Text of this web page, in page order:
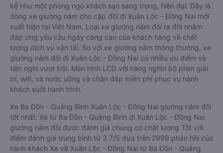
kế như một phòng ngủ khách sạn sang trọng, hiện đại. Đây là
dòng xe giường nằm cho cặp đôi đi Xuân Lộc - Đồng Nai mới
xuất hiện tại Việt Nam. Loại xe giường nằm đôi ra đời nhằm
đáp ứng yêu cầu ngày càng cao của khách hàng về chất
lượng dịch vụ vận tải. So với xe giường nằm thông thường, xe
giường nằm đôi đi Xuân Lộc - Đồng Nai có nhiều ưu điểm và
tiện nghi vượt trội. Màn hình LCD với hàng nghìn bộ phim giải
trí, wifi, và nước uống và chăn đắp miễn phí phục vụ hành
khách suốt hành trình.
Xe Ba Đồn - Quảng Bình Xuân Lộc - Đồng Nai giường nằm đôi
tốt nhất: Xe từ Ba Đồn - Quảng Bình đi Xuân Lộc - Đồng Nai
giường nằm đôi được đánh giá chung có chất lượng Tốt với
điểm đánh giá trung bình từ 3.7/5 dựa trên 2999 phản hồi của
hành khách Xe về Xuân Lộc - Đồng Nai từ Ba Đồn - Quảng